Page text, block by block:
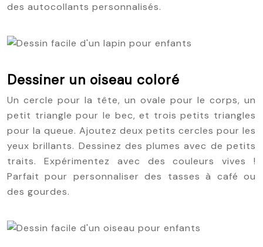
des autocollants personnalisés.
Dessiner un oiseau coloré
Un cercle pour la tête, un ovale pour le corps, un
petit triangle pour le bec, et trois petits triangles
pour la queue. Ajoutez deux petits cercles pour les
yeux brillants. Dessinez des plumes avec de petits
traits. Expérimentez avec des couleurs vives !
Parfait pour personnaliser des tasses à café ou
des gourdes.